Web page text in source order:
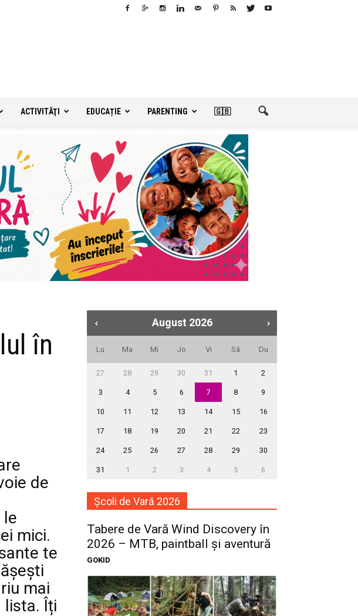
ACTIVITĂŢI EDUCAȚIE PARENTING 🇬🇧
în
de
le
mici.
te
mai
lista. Îți
August 2026
Lu Ma Mi Jo Vi Sâ Du
27 28 29 30 31 1 2
3 4 5 6 7 8 9
10 11 12 13 14 15 16
17 18 19 20 21 22 23
24 25 26 27 28 29 30
31 1 2 3 4 5 6
Școli de Vară 2026
Tabere de Vară Wind Discovery în
2026 – MTB, paintball și aventură
GOKID